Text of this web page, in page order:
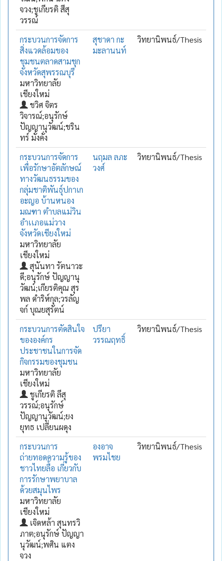
จวง;ชูเกียรติ สีสุ
วรรณ์
กระบวนการจัดการ
สิ่งแวดล้อมของ
ชุมชนตลาดสามชุก
จังหวัดสุพรรณบุรี
มหาวิทยาลัย
เชียงใหม่
ชวิศ จิตร
วิจารณ์;อนุรักษ์
ปัญญานุวัฒน์;ชริน
ทร์ มั่งคั่ง
สุชาดา กะ
มะลานนท์
วิทยานิพนธ์/Thesis
กระบวนการจัดการ
เพื่อรักษาอัตลักษณ์
ทางวัฒนธรรมของ
กลุ่มชาติพันธุ์ปกาเก
อะญอ บ้านหนอง
มณฑา ตำบลแม่วิน
อำเเภอแม่วาง
จังหวัดเชียงใหม่
มหาวิทยาลัย
เชียงใหม่
สุนันทา รัตนาวะ
ดี;อนุรักษ์ ปัญญานุ
วัฒน์;เกียรติคุณ สุร
พล ดำริห์กุล;วรลัญ
จก์ บุณยสุรัตน์
นฤมล ลภะ
วงศ์
วิทยานิพนธ์/Thesis
กระบวนการตัดสินใจ
ขององค์กร
ประชาชนในการจัด
กิจกรรมของชุมชน
มหาวิทยาลัย
เชียงใหม่
ชูเกียรติ ลีสุ
วรรณ์;อนุรักษ์
ปัญญานุวัฒน์;ยง
ยุทธ เปลี่ยนผดุง
ปรียา
วรรณฤทธิ์
วิทยานิพนธ์/Thesis
กระบวนการ
ถ่ายทอดความรู้ของ
ชาวไทยลื้อ เกี่ยวกับ
การรักษาพยาบาล
ด้วยสมุนไพร
มหาวิทยาลัย
เชียงใหม่
เจิดหล้า สุนทรวิ
ภาต;อนุรักษ์ ปัญญา
นุวัฒน์;พศิน แตง
จวง
องอาจ
พรมไชย
วิทยานิพนธ์/Thesis